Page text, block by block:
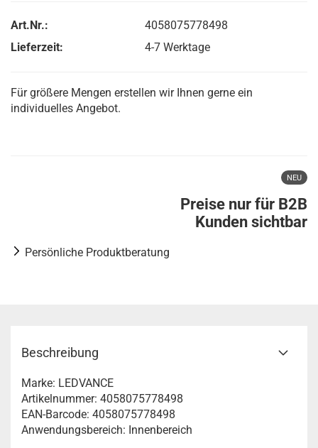
Art.Nr.:
4058075778498
Lieferzeit:
4-7 Werktage
Für größere Mengen erstellen wir Ihnen gerne ein
individuelles Angebot.
NEU
Preise nur für B2B
Kunden sichtbar
Persönliche Produktberatung
Beschreibung
Marke: LEDVANCE
Artikelnummer: 4058075778498
EAN-Barcode: 4058075778498
Anwendungsbereich: Innenbereich